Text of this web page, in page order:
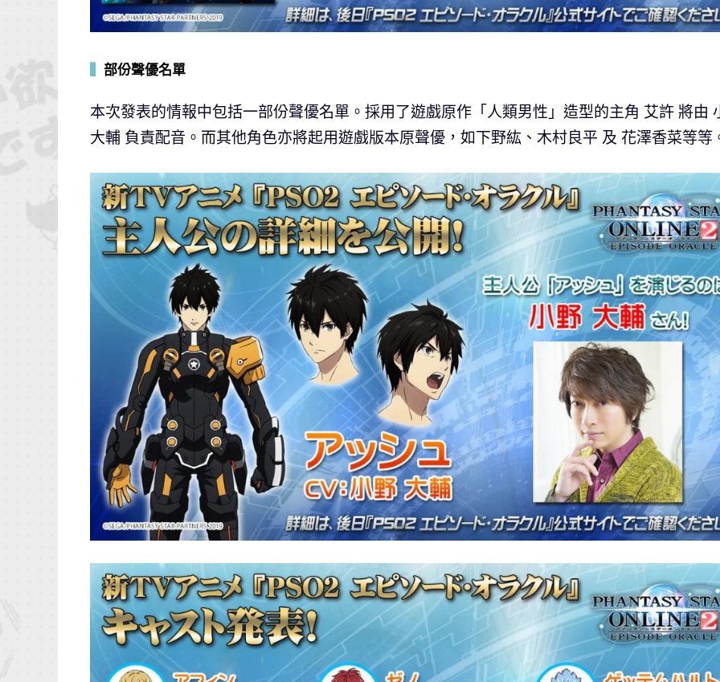
部份聲優名單
本次發表的情報中包括一部份聲優名單。採用了遊戲原作「人類男性」造型的主角 艾許 將由
大輔 負責配音。而其他角色亦將起用遊戲版本原聲優，如下野紘、木村良平 及 花澤香菜等等